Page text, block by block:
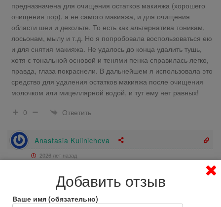
предназначена для очищения остатков макияжа (хорошего
очищения пор), а не самого макияжа, и для очищения
области шеи и декольте. То есть как альтернатива тоникам,
лосьонам, мылу и т.д. Но я попробовала воспользоваться ею
и для снятия макияжа. Не удалось до конца удалить тушь,
хотя с тональной основой и тенями пенка справилась легко,
правда, глаза покраснели. В дальнейшем я использовала это
средство для удаления остатков макияжа после очищения
молочком или мицеллярной водой, и тут ему нет равных!
0
Ответить
Anastasia Kulinicheva
2026 лет назад
Положительный отзыв
https://pudra.ru/aravia-professional/krem-penka-
Добавить отзыв
Ваше имя (обязательно)